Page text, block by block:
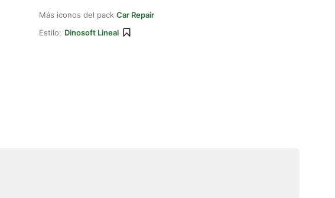
Más iconos del pack Car Repair
Estilo: Dinosoft Lineal